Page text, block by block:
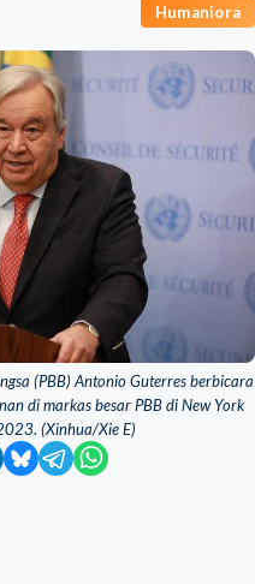
Humaniora
(PBB) Antonio Guterres berbicara
di markas besar PBB di New York
(Xinhua/Xie E)